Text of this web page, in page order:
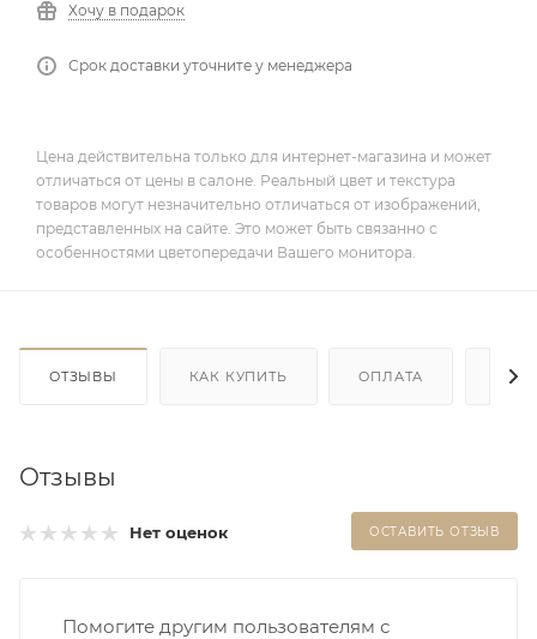
Хочу в подарок
Срок доставки уточните у менеджера
Цена действительна только для интернет-магазина и может
отличаться от цены в салоне. Реальный цвет и текстура
товаров могут незначительно отличаться от изображений,
представленных на сайте. Это может быть связанно с
особенностями цветопередачи Вашего монитора.
ОТЗЫВЫ КАК КУПИТЬ ОПЛАТА
Отзывы
Нет оценок ОСТАВИТЬ ОТЗЫВ
Помогите другим пользователям с